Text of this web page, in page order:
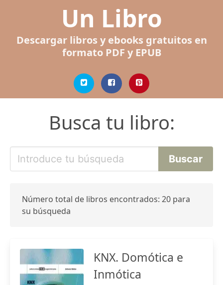
Un Libro
Descargar libros y ebooks gratuitos en
formato PDF y EPUB
Busca tu libro:
Número total de libros encontrados: 20 para
su búsqueda
KNX. Domótica e
Inmótica